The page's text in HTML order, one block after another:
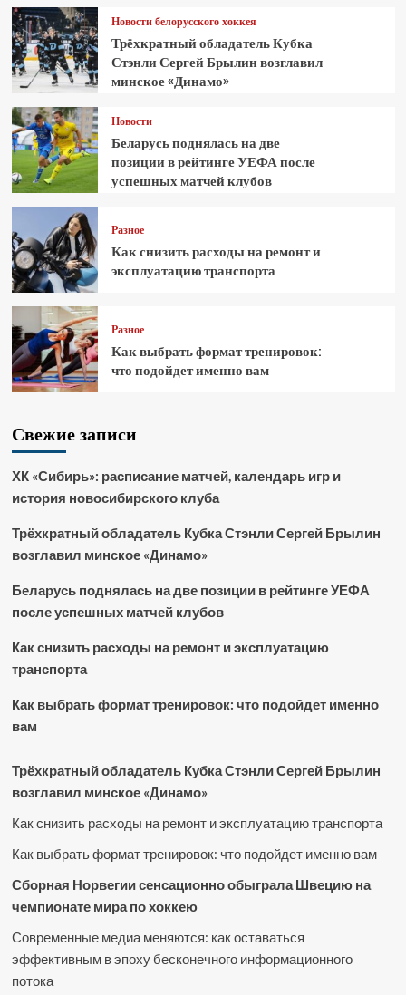
Новости белорусского хоккея
Трёхкратный обладатель Кубка
Стэнли Сергей Брылин возглавил
минское «Динамо»
Новости
Беларусь поднялась на две
позиции в рейтинге УЕФА после
успешных матчей клубов
Разное
Как снизить расходы на ремонт и
эксплуатацию транспорта
Разное
Как выбрать формат тренировок:
что подойдет именно вам
Свежие записи
ХК «Сибирь»: расписание матчей, календарь игр и
история новосибирского клуба
Трёхкратный обладатель Кубка Стэнли Сергей Брылин
возглавил минское «Динамо»
Беларусь поднялась на две позиции в рейтинге УЕФА
после успешных матчей клубов
Как снизить расходы на ремонт и эксплуатацию
транспорта
Как выбрать формат тренировок: что подойдет именно
вам
Трёхкратный обладатель Кубка Стэнли Сергей Брылин
возглавил минское «Динамо»
Как снизить расходы на ремонт и эксплуатацию транспорта
Как выбрать формат тренировок: что подойдет именно вам
Сборная Норвегии сенсационно обыграла Швецию на
чемпионате мира по хоккею
Современные медиа меняются: как оставаться
эффективным в эпоху бесконечного информационного
потока